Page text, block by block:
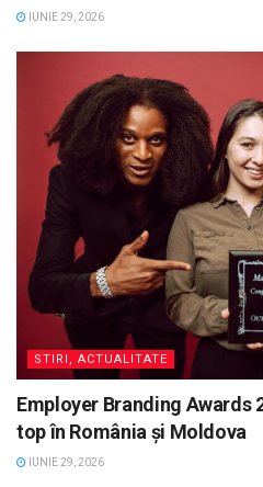
IUNIE 29, 2026
STIRI, ACTUALITATE
Employer Branding Awards
top în România și Moldova
IUNIE 29, 2026